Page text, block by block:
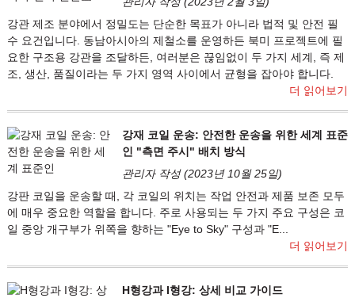
강관 제조 분야에서 정밀도는 단순한 목표가 아니라 법적 및 안전 필
수 요건입니다. 동남아시아의 제철소를 운영하든 북미 프로젝트에 필
요한 구조용 강관을 조달하든, 여러분은 끊임없이 두 가지 세계, 즉 제
조, 생산, 품질이라는 두 가지 영역 사이에서 균형을 잡아야 합니다.
더 읽어보기
강재 코일 운송: 안전한 운송을 위한 세계 표준
인 "측면 주시" 배치 방식
관리자 작성 (2023년 10월 25일)
강판 코일을 운송할 때, 각 코일의 위치는 작업 안전과 제품 보존 모두
에 매우 중요한 역할을 합니다. 주로 사용되는 두 가지 주요 구성은 코
일 중앙 개구부가 위쪽을 향하는 "Eye to Sky" 구성과 "E...
더 읽어보기
H형강과 I형강: 상세 비교 가이드